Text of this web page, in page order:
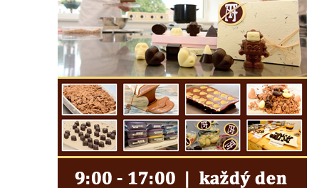
Zámek Cebiv
Zámek Rabštejn nad Střelou
Zámek Bezdružice
Zámek Javorná
Zámek Zákupy
Hrad a zámek Vartenberk ve Stráži pod
Ralskem
Zámek Doksy
Zámek Zahrádky